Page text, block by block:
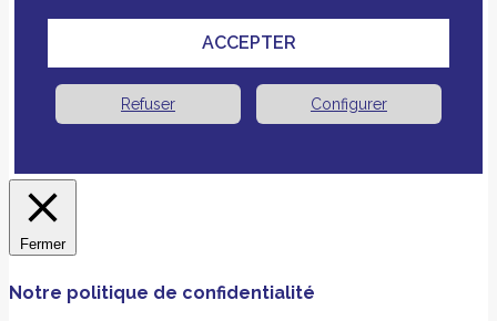
ACCEPTER
Refuser Configurer
Fermer
Notre politique de confidentialité